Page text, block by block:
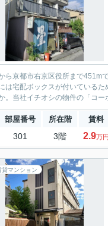
ら京都市右京区役所まで451m
は宅配ボックスが付いている
。当社イチオシの物件の「コ
部屋番号 所在階 賃料
301 3階 2.9万円
貸マンション